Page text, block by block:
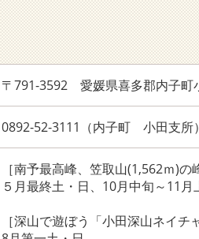
〒791-3592 愛媛県喜多郡内子町
0892-52-3111（内子町 小田支所）
［南予最高峰、笠取山(1,562ｍ)
５月最終土・日、10月中旬～11月
［深山で遊ぼう「小田深山ネイチ